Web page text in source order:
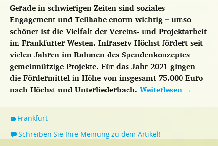
Gerade in schwierigen Zeiten sind soziales
Engagement und Teilhabe enorm wichtig – umso
schöner ist die Vielfalt der Vereins- und Projektarbeit
im Frankfurter Westen. Infraserv Höchst fördert seit
vielen Jahren im Rahmen des Spendenkonzeptes
gemeinnützige Projekte. Für das Jahr 2021 gingen
die Fördermittel in Höhe von insgesamt 75.000 Euro
nach Höchst und Unterliederbach. Weiterlesen →
Frankfurt
Schreiben Sie Ihre Meinung zu dem Artikel!